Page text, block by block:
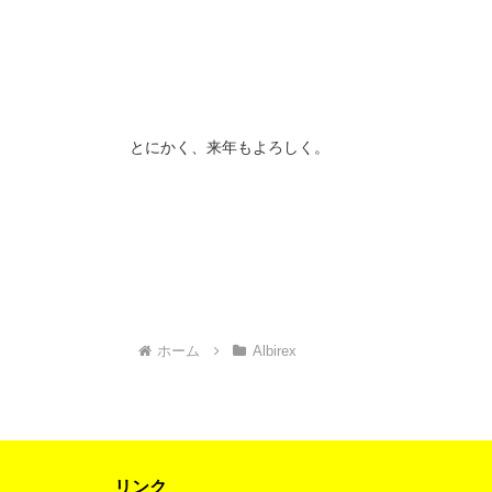
とにかく、来年もよろしく。
ホーム Albirex
リンク